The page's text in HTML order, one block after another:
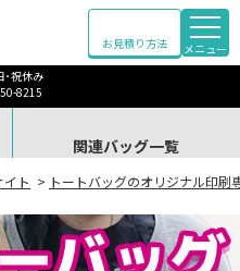
お見積り方法
メニュー
祝休み
8215
関連バッグ一覧
ト > トートバッグのオリジナル印刷